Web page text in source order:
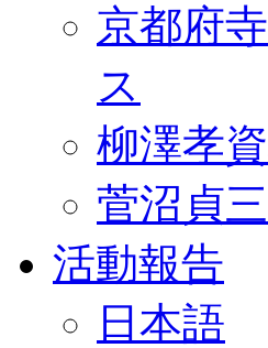
京都府
ス
柳澤孝
菅沼貞
活動報告
日本語